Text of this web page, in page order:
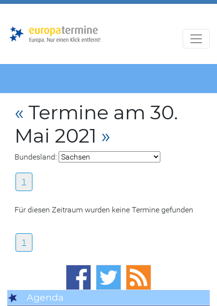
« Termine am 30.
Mai 2021 »
Bundesland:
1
Für diesen Zeitraum wurden keine Termine gefunden
1
Agenda